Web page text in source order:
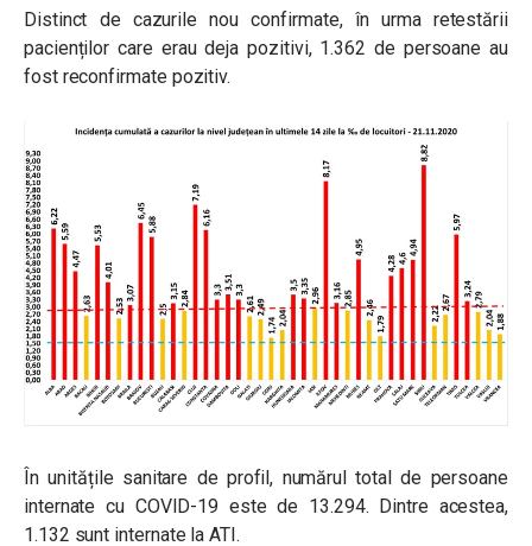
Distinct de cazurile nou confirmate, în urma retestării
pacienților care erau deja pozitivi, 1.362 de persoane au
fost reconfirmate pozitiv.
În unitățile sanitare de profil, numărul total de persoane
internate cu COVID-19 este de 13.294. Dintre acestea,
1.132 sunt internate la ATI.